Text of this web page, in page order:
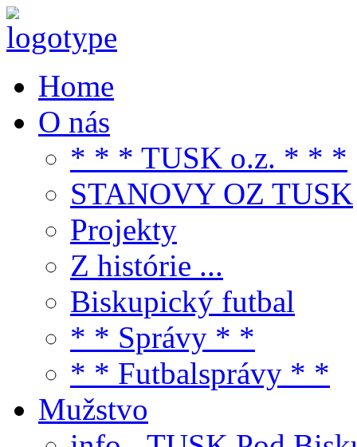
Home
O nás
* * * TUSK o.z. * * *
STANOVY OZ TUSK
Projekty
Z histórie ...
Biskupický futbal
* * Správy * *
* * Futbalsprávy * *
Mužstvo